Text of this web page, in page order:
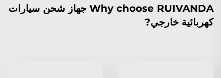
Why choose RUIVANDA جهاز شحن سيارات
كهربائية خارجي?